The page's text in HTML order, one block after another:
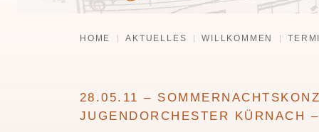
HOME AKTUELLES WILLKOMMEN
28.05.11 –
JUGENDORCHESTER KÜRNACH